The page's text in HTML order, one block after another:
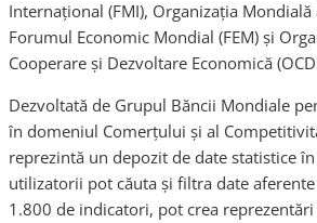
Internațional (FMI), Organizația Mondială
Forumul Economic Mondial (FEM) și
Cooperare și Dezvoltare Economică
Dezvoltată de Grupul Băncii Mondiale
în domeniul Comerțului și al
reprezintă un depozit de date statistice
utilizatorii pot căuta și filtra date
1.800 de indicatori, pot crea